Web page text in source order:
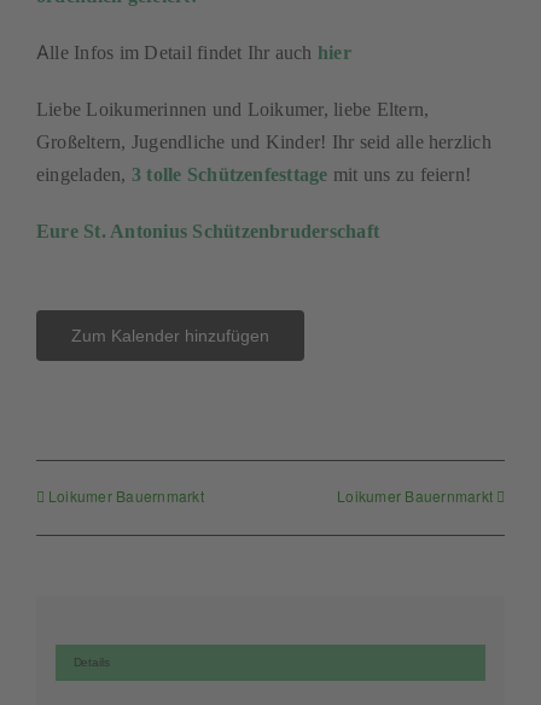
Alle Infos im Detail findet Ihr auch hier
Liebe Loikumerinnen und Loikumer, liebe Eltern,
Großeltern, Jugendliche und Kinder! Ihr seid alle herzlich
eingeladen, 3 tolle Schützenfesttage mit uns zu feiern!
Eure St. Antonius Schützenbruderschaft
Zum Kalender hinzufügen
Loikumer Bauernmarkt Loikumer Bauernmarkt
Details